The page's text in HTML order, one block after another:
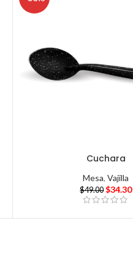
Cuchara
Mesa,Vajilla
$49.00 $34.30